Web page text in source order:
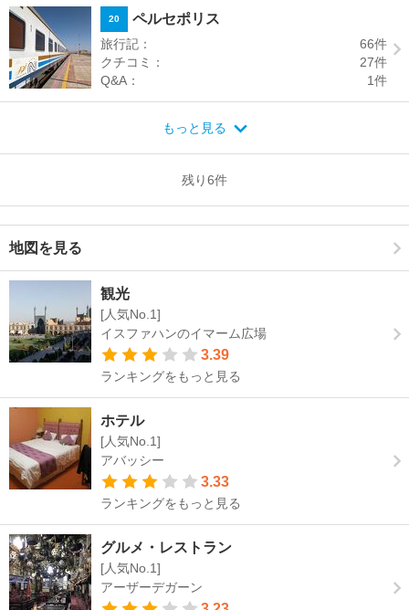
20 ペルセポリス
旅行記： 66件
クチコミ：
27件
Q&A：
1件
もっと見る
残り6件
地図を見る
観光
[人気No.1]
イスファハンのイマーム広場
3.39
ランキングをもっと見る
ホテル
[人気No.1]
アバッシー
3.33
ランキングをもっと見る
グルメ・レストラン
[人気No.1]
アーザーデガーン